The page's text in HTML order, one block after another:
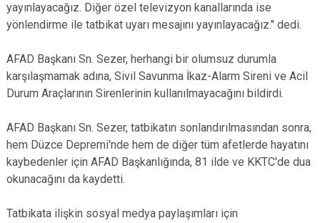
yayınlayacağız. Diğer özel televizyon kanallarında ise
yönlendirme ile tatbikat uyarı mesajını yayınlayacağız." dedi.
AFAD Başkanı Sn. Sezer, herhangi bir olumsuz durumla
karşılaşmamak adına, Sivil Savunma İkaz-Alarm Sireni ve Acil
Durum Araçlarının Sirenlerinin kullanılmayacağını bildirdi.
AFAD Başkanı Sn. Sezer, tatbikatın sonlandırılmasından sonra,
hem Düzce Depremi'nde hem de diğer tüm afetlerde hayatını
kaybedenler için AFAD Başkanlığında, 81 ilde ve KKTC'de dua
okunacağını da kaydetti.
Tatbikata ilişkin sosyal medya paylaşımları için